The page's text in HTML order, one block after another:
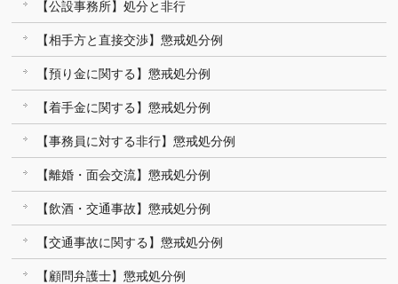
【公設事務所】処分と非行
【相手方と直接交渉】懲戒処分例
【預り金に関する】懲戒処分例
【着手金に関する】懲戒処分例
【事務員に対する非行】懲戒処分例
【離婚・面会交流】懲戒処分例
【飲酒・交通事故】懲戒処分例
【交通事故に関する】懲戒処分例
【顧問弁護士】懲戒処分例